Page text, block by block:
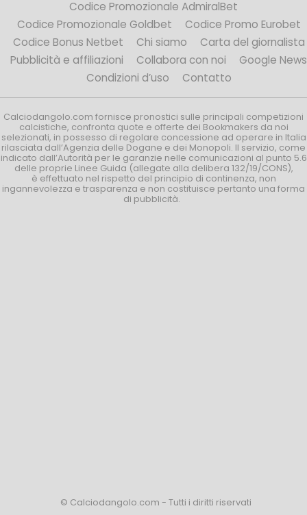
Codice Promozionale AdmiralBet
Codice Promozionale Goldbet
Codice Promo Eurobet
Codice Bonus Netbet
Chi siamo
Carta del giornalista
Pubblicità e affiliazioni
Collabora con noi
Google News
Condizioni d’uso
Contatto
Calciodangolo.com fornisce pronostici sulle principali competizioni
calcistiche, confronta quote e offerte dei Bookmakers da noi
selezionati, in possesso di regolare concessione ad operare in Italia
rilasciata dall’Agenzia delle Dogane e dei Monopoli. Il servizio, come
indicato dall’Autorità per le garanzie nelle comunicazioni al punto 5.6
delle proprie Linee Guida (allegate alla delibera 132/19/CONS),
è effettuato nel rispetto del principio di continenza, non
ingannevolezza e trasparenza e non costituisce pertanto una forma
di pubblicità.
© Calciodangolo.com - Tutti i diritti riservati